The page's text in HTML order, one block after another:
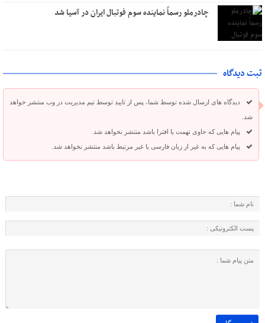
چادرملو رسماً نماینده سوم فوتبال ایران در آسیا شد
ثبت دیدگاه
دیدگاه های ارسال شده توسط شما، پس از تایید توسط تیم مدیریت در وب منتشر خواهد
شد.
پیام هایی که حاوی تهمت یا افترا باشد منتشر نخواهد شد.
پیام هایی که به غیر از زبان فارسی یا غیر مرتبط باشد منتشر نخواهد شد.